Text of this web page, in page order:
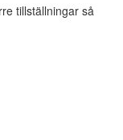
tillställningar så